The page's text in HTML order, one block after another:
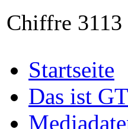
Chiffre
Startseite
Das ist GT